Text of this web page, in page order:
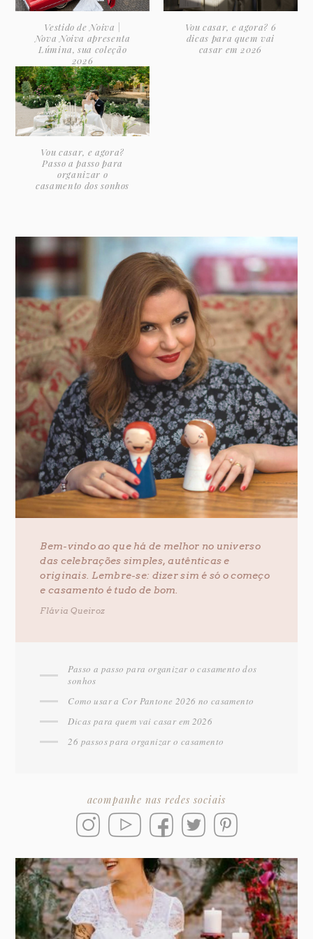
Vestido de Noiva |
Nova Noiva apresenta
Lúmina, sua coleção
2026
Vou casar, e agora? 6
dicas para quem vai
casar em 2026
Vou casar, e agora?
Passo a passo para
organizar o
casamento dos sonhos
Bem-vindo ao que há de melhor no universo
das celebrações simples, autênticas e
originais. Lembre-se: dizer sim é só o começo
e casamento é tudo de bom.
Flávia Queiroz
Passo a passo para organizar o casamento dos
sonhos
Como usar a Cor Pantone 2026 no casamento
Dicas para quem vai casar em 2026
26 passos para organizar o casamento
acompanhe nas redes sociais